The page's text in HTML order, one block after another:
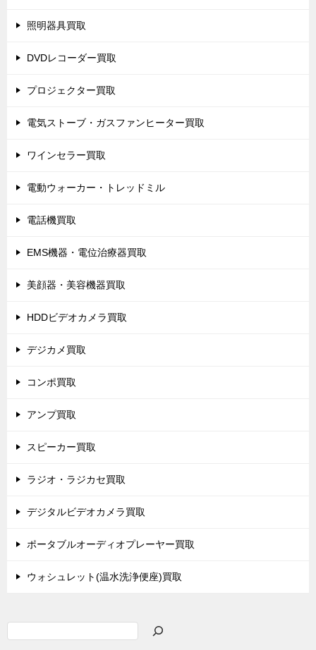
照明器具買取
DVDレコーダー買取
プロジェクター買取
電気ストーブ・ガスファンヒーター買取
ワインセラー買取
電動ウォーカー・トレッドミル
電話機買取
EMS機器・電位治療器買取
美顔器・美容機器買取
HDDビデオカメラ買取
デジカメ買取
コンポ買取
アンプ買取
スピーカー買取
ラジオ・ラジカセ買取
デジタルビデオカメラ買取
ポータブルオーディオプレーヤー買取
ウォシュレット(温水洗浄便座)買取